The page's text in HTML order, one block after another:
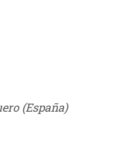
(España)